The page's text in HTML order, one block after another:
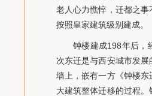
老人心力憔悴，迁都之
按照皇家建筑级别建成。
钟楼建成198年后，
次东迁是与西安城市发
墙上，嵌有一方《钟楼
大建筑整体迁移的过程